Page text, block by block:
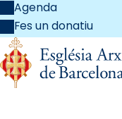
Agenda
Fes un donatiu